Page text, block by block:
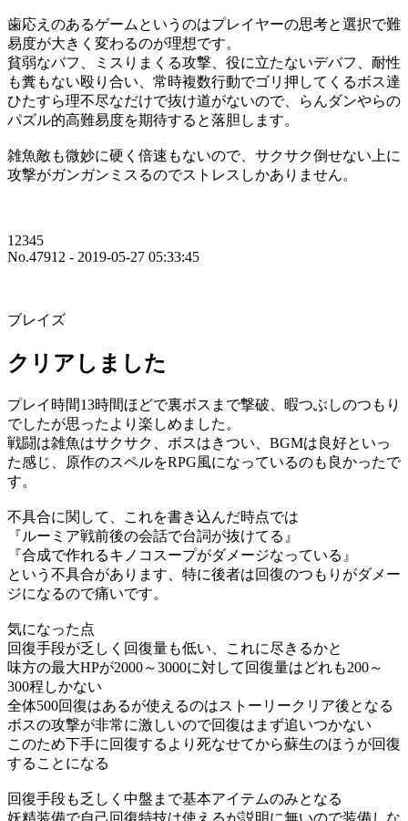
歯応えのあるゲームというのはプレイヤーの思考と選択で難
易度が大きく変わるのが理想です。
貧弱なバフ、ミスりまくる攻撃、役に立たないデバフ、耐性
も糞もない殴り合い、常時複数行動でゴリ押してくるボス達
ひたすら理不尽なだけで抜け道がないので、らんダンやらの
パズル的高難易度を期待すると落胆します。
雑魚敵も微妙に硬く倍速もないので、サクサク倒せない上に
攻撃がガンガンミスるのでストレスしかありません。
12345
No.47912 - 2019-05-27 05:33:45
ブレイズ
クリアしました
プレイ時間13時間ほどで裏ボスまで撃破、暇つぶしのつもり
でしたが思ったより楽しめました。
戦闘は雑魚はサクサク、ボスはきつい、BGMは良好といっ
た感じ、原作のスペルをRPG風になっているのも良かったで
す。
不具合に関して、これを書き込んだ時点では
『ルーミア戦前後の会話で台詞が抜けてる』
『合成で作れるキノコスープがダメージなっている』
という不具合があります、特に後者は回復のつもりがダメー
ジになるので痛いです。
気になった点
回復手段が乏しく回復量も低い、これに尽きるかと
味方の最大HPが2000～3000に対して回復量はどれも200～
300程しかない
全体500回復はあるが使えるのはストーリークリア後となる
ボスの攻撃が非常に激しいので回復はまず追いつかない
このため下手に回復するより死なせてから蘇生のほうが回復
することになる
回復手段も乏しく中盤まで基本アイテムのみとなる
妖精装備で自己回復特技は使えるが説明に無いので装備しな